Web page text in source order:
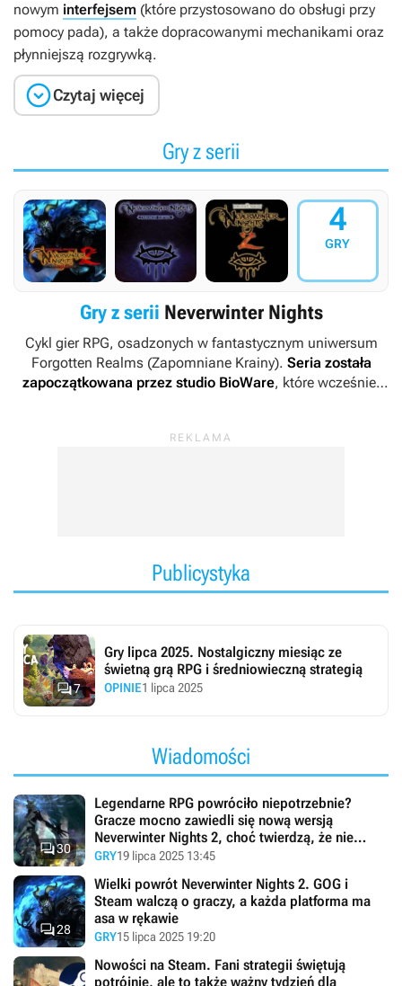
nowym interfejsem (które przystosowano do obsługi przy
pomocy pada), a także dopracowanymi mechanikami oraz
płynniejszą rozgrywką.
Czytaj więcej
Gry z serii
4
GRY
Gry z serii Neverwinter Nights
Cykl gier RPG, osadzonych w fantastycznym uniwersum
Forgotten Realms (Zapomniane Krainy). Seria została
zapoczątkowana przez studio BioWare, które wcześniej
natomiast opracowana przez studio Obsidian
Publicystyka
7
Gry lipca 2025. Nostalgiczny miesiąc ze
świetną grą RPG i średniowieczną strategią
OPINIE1 lipca 2025
Wiadomości
30
Legendarne RPG powróciło niepotrzebnie?
Gracze mocno zawiedli się nową wersją
Neverwinter Nights 2, choć twierdzą, że nie
oczekiwali wiele
GRY19 lipca 2025 13:45
28
Wielki powrót Neverwinter Nights 2. GOG i
Steam walczą o graczy, a każda platforma ma
asa w rękawie
GRY15 lipca 2025 19:20
Nowości na Steam. Fani strategii świętują
potrójnie, ale to także ważny tydzień dla